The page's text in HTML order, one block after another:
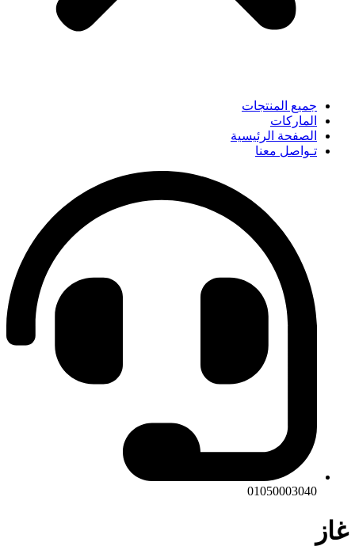
جميع المنتجات
الماركات
الصفحة الرئيسية
تـواصل معنا
01050003040
غاز